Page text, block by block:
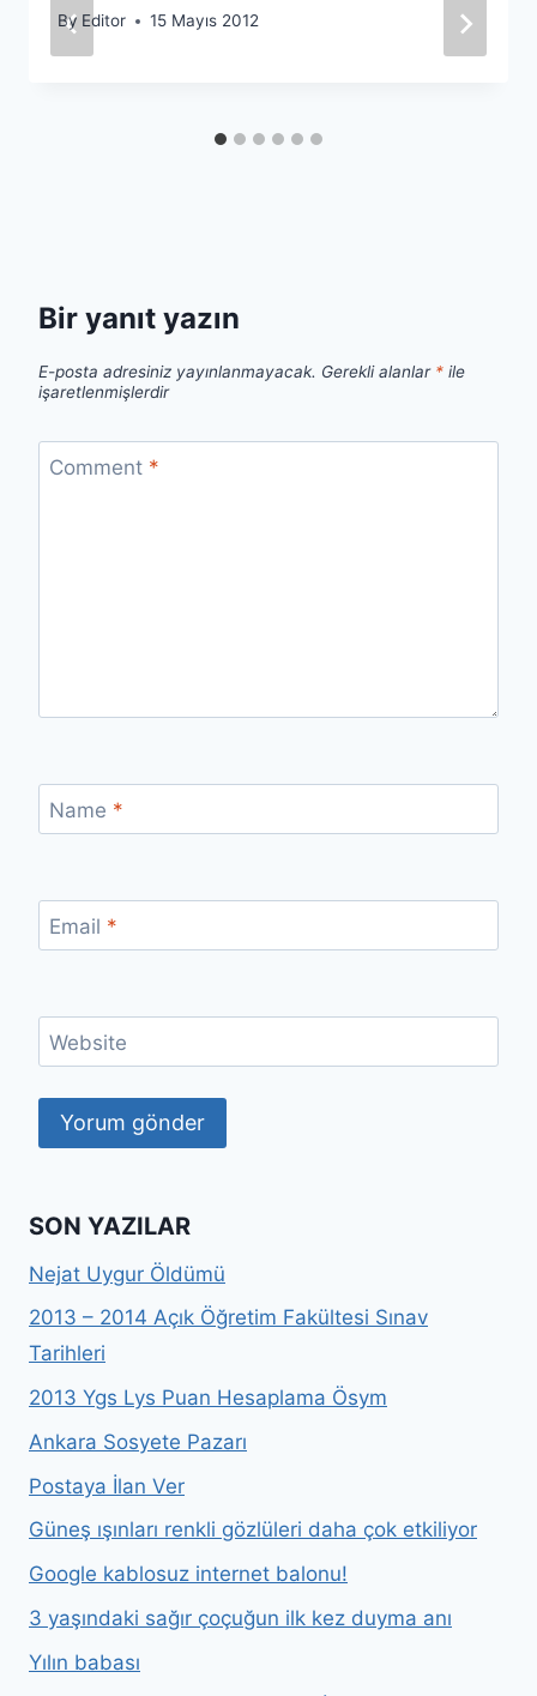
By Editor 15 Mayıs 2012
Bir yanıt yazın
E-posta adresiniz yayınlanmayacak. Gerekli alanlar * ile
işaretlenmişlerdir
Comment *
Name *
Email *
Website
SON YAZILAR
Nejat Uygur Öldümü
2013 – 2014 Açık Öğretim Fakültesi Sınav
Tarihleri
2013 Ygs Lys Puan Hesaplama Ösym
Ankara Sosyete Pazarı
Postaya İlan Ver
Güneş ışınları renkli gözlüleri daha çok etkiliyor
Google kablosuz internet balonu!
3 yaşındaki sağır çoçuğun ilk kez duyma anı
Yılın babası